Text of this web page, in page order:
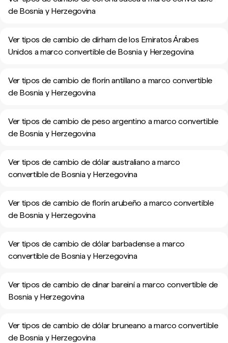
de Bosnia y Herzegovina
Ver tipos de cambio de dírham de los Emiratos Árabes
Unidos a marco convertible de Bosnia y Herzegovina
Ver tipos de cambio de florín antillano a marco convertible
de Bosnia y Herzegovina
Ver tipos de cambio de peso argentino a marco convertible
de Bosnia y Herzegovina
Ver tipos de cambio de dólar australiano a marco
convertible de Bosnia y Herzegovina
Ver tipos de cambio de florín arubeño a marco convertible
de Bosnia y Herzegovina
Ver tipos de cambio de dólar barbadense a marco
convertible de Bosnia y Herzegovina
Ver tipos de cambio de dinar bareiní a marco convertible de
Bosnia y Herzegovina
Ver tipos de cambio de dólar bruneano a marco convertible
de Bosnia y Herzegovina